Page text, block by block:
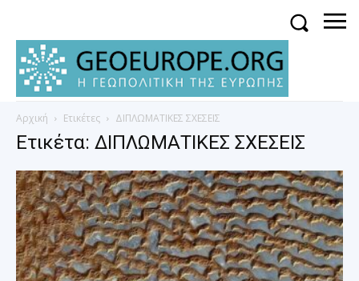
Αρχική Ετικέτες ΔΙΠΛΩΜΑΤΙΚΕΣ ΣΧΕΣΕΙΣ
Ετικέτα: ΔΙΠΛΩΜΑΤΙΚΕΣ ΣΧΕΣΕΙΣ